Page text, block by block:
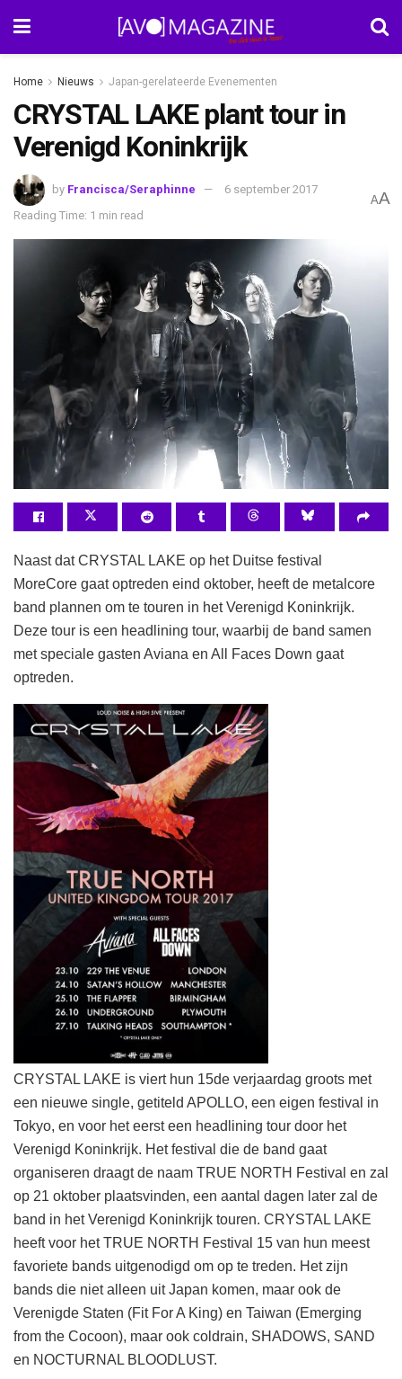
Home Nieuws Japan-gerelateerde Evenementen
CRYSTAL LAKE plant tour in
Verenigd Koninkrijk
by Francisca/Seraphinne
6 september 2017
Reading Time: 1 min read
AA
Naast dat CRYSTAL LAKE op het Duitse festival
MoreCore gaat optreden eind oktober, heeft de metalcore
band plannen om te touren in het Verenigd Koninkrijk.
Deze tour is een headlining tour, waarbij de band samen
met speciale gasten Aviana en All Faces Down gaat
optreden.
CRYSTAL LAKE is viert hun 15de verjaardag groots met
een nieuwe single, getiteld APOLLO, een eigen festival in
Tokyo, en voor het eerst een headlining tour door het
Verenigd Koninkrijk. Het festival die de band gaat
organiseren draagt de naam TRUE NORTH Festival en zal
op 21 oktober plaatsvinden, een aantal dagen later zal de
band in het Verenigd Koninkrijk touren. CRYSTAL LAKE
heeft voor het TRUE NORTH Festival 15 van hun meest
favoriete bands uitgenodigd om op te treden. Het zijn
bands die niet alleen uit Japan komen, maar ook de
Verenigde Staten (Fit For A King) en Taiwan (Emerging
from the Cocoon), maar ook coldrain, SHADOWS, SAND
en NOCTURNAL BLOODLUST.